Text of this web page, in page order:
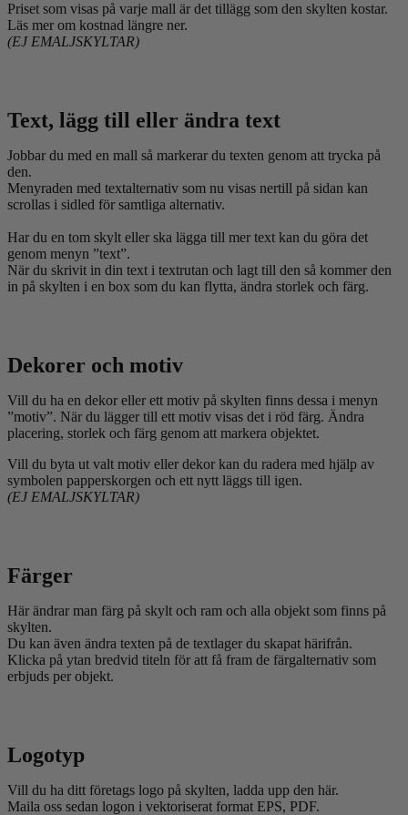
Priset som visas på varje mall är det tillägg som den skylten kostar.
Läs mer om kostnad längre ner.
(EJ EMALJSKYLTAR)
Text, lägg till eller ändra text
Jobbar du med en mall så markerar du texten genom att trycka på
den.
Menyraden med textalternativ som nu visas nertill på sidan kan
scrollas i sidled för samtliga alternativ.
Har du en tom skylt eller ska lägga till mer text kan du göra det
genom menyn ”text”.
När du skrivit in din text i textrutan och lagt till den så kommer den
in på skylten i en box som du kan flytta, ändra storlek och färg.
Dekorer och motiv
Vill du ha en dekor eller ett motiv på skylten finns dessa i menyn
”motiv”. När du lägger till ett motiv visas det i röd färg. Ändra
placering, storlek och färg genom att markera objektet.
Vill du byta ut valt motiv eller dekor kan du radera med hjälp av
symbolen papperskorgen och ett nytt läggs till igen.
(EJ EMALJSKYLTAR)
Färger
Här ändrar man färg på skylt och ram och alla objekt som finns på
skylten.
Du kan även ändra texten på de textlager du skapat härifrån.
Klicka på ytan bredvid titeln för att få fram de färgalternativ som
erbjuds per objekt.
Logotyp
Vill du ha ditt företags logo på skylten, ladda upp den här.
Maila oss sedan logon i vektoriserat format EPS, PDF.